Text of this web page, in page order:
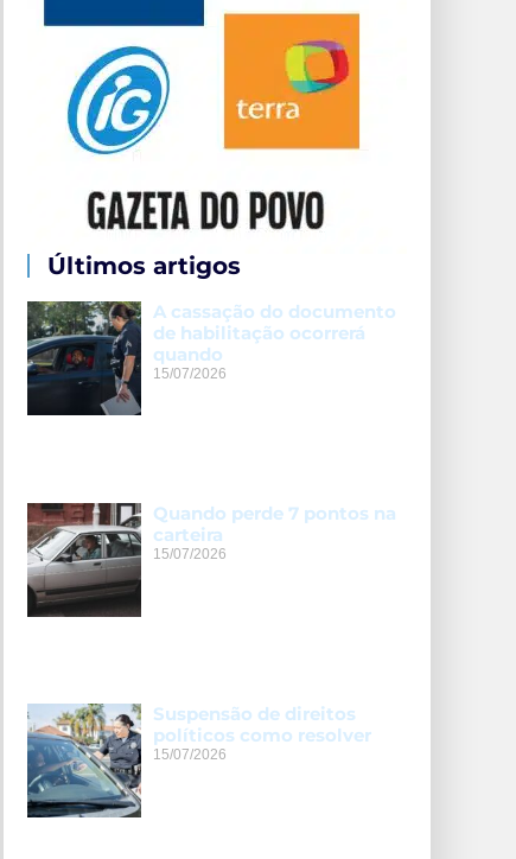
Últimos artigos
A cassação do documento
de habilitação ocorrerá
quando
15/07/2026
Quando perde 7 pontos na
carteira
15/07/2026
Suspensão de direitos
políticos como resolver
15/07/2026